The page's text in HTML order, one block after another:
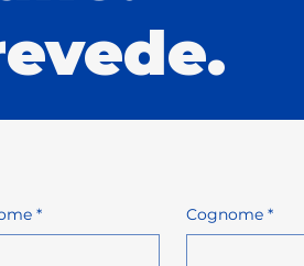
* Cognome *